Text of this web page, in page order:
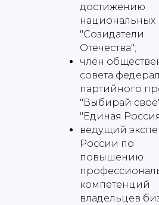
достижению
национальных
"Созидатели
Отечества";
член
совета
партийного
"Выбирай
"Единая
ведущий
России по
повышению
компетенций
владельцев